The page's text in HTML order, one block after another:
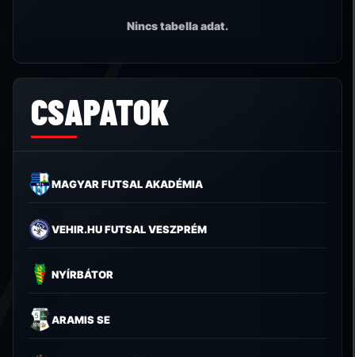
Nincs tabella adat.
CSAPATOK
MAGYAR FUTSAL AKADÉMIA
VEHIR.HU FUTSAL VESZPRÉM
NYÍRBÁTOR
ARAMIS SE